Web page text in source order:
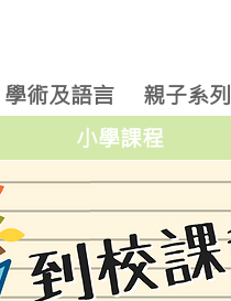
學術及語言
親子系列
小學課程